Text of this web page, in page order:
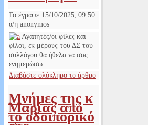
Το έγραψε 15/10/2025, 09:50
ο/η anonymos
Αγαπητές/οι φίλες και
φίλοι, εκ μέρους του ΔΣ του
συλλόγου θα ήθελα να σας
ενημερώσω.............
Διαβάστε ολόκληρο το άρθρο
Μνήμες της κ
Μαρίας από
το οδοιπορικό